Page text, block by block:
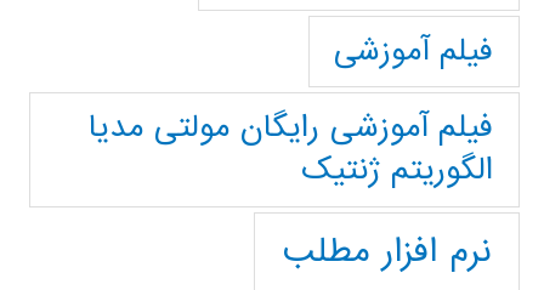
فیلم آموزشی
فیلم آموزشی رایگان مولتی مدیا
الگوریتم ژنتیک
نرم افزار مطلب